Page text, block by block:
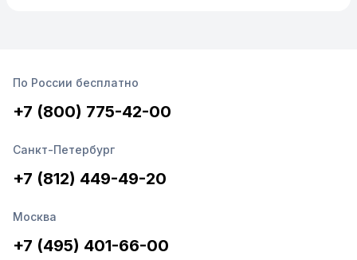
По России бесплатно
+7 (800) 775-42-00
Санкт-Петербург
+7 (812) 449-49-20
Москва
+7 (495) 401-66-00